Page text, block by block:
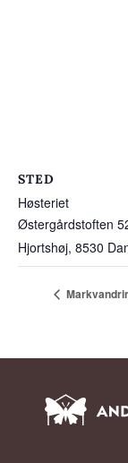
STED
Høsteriet
Østergårdstoften
Hjortshøj, 8530